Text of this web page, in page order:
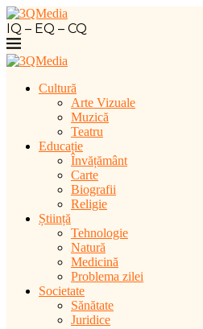
IQ – EQ – CQ
Cultură
Arte Vizuale
Muzică
Teatru
Educație
Învățământ
Carte
Biografii
Religie
Știință
Tehnologie
Natură
Medicină
Problema zilei
Societate
Sănătate
Juridice